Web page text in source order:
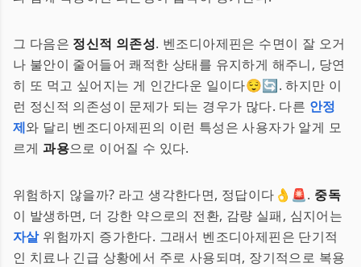
그 다음은 정신적 의존성. 벤조디아제핀은 수면이 잘 오거
나 불안이 줄어들어 쾌적한 상태를 유지하게 해주니, 당연
히 또 먹고 싶어지는 게 인간다운 일이다😌🔄. 하지만 이
런 정신적 의존성이 문제가 되는 경우가 많다. 다른 안정
제와 달리 벤조디아제핀의 이런 특성은 사용자가 알게 모
르게과용으로 이어질 수 있다.
위험하지 않을까? 라고 생각한다면, 정답이다👌🚨. 중독
이 발생하면, 더 강한 약으로의 전환, 감량 실패, 심지어는
자살위험까지 증가한다. 그래서 벤조디아제핀은 단기적
인 치료나 긴급 상황에서 주로 사용되며, 장기적으로 복용